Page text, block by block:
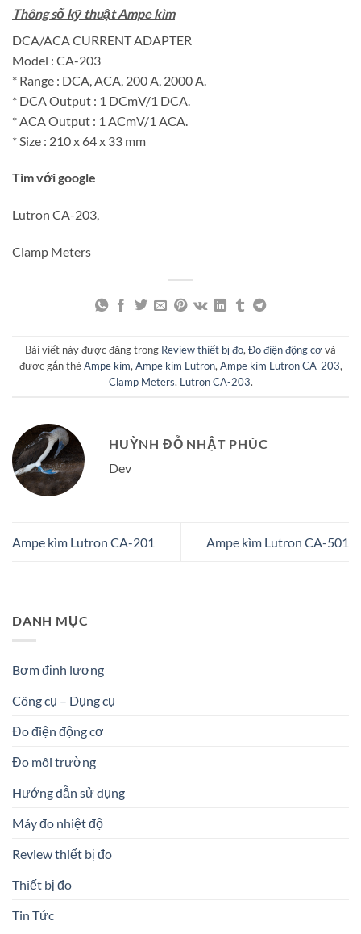
Thông số kỹ thuật Ampe kìm
DCA/ACA CURRENT ADAPTER
Model : CA-203
* Range : DCA, ACA, 200 A, 2000 A.
* DCA Output : 1 DCmV/1 DCA.
* ACA Output : 1 ACmV/1 ACA.
* Size : 210 x 64 x 33 mm
Tìm với google
Lutron CA-203,
Clamp Meters
Bài viết này được đăng trong Review thiết bị đo,Đo điện động cơvà
được gắn thẻAmpe kìm,Ampe kìm Lutron,Ampe kìm Lutron CA-203,
Clamp Meters, Lutron CA-203.
HUỲNH ĐỖ NHẬT PHÚC
Dev
Ampe kìm Lutron CA-201 Ampe kìm Lutron CA-501
DANH MỤC
Bơm định lượng
Công cụ – Dụng cụ
Đo điện động cơ
Đo môi trường
Hướng dẫn sử dụng
Máy đo nhiệt độ
Review thiết bị đo
Thiết bị đo
Tin Tức